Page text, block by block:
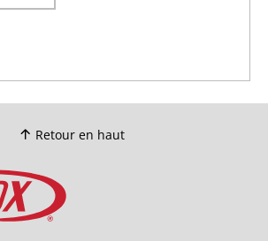
Retour en haut